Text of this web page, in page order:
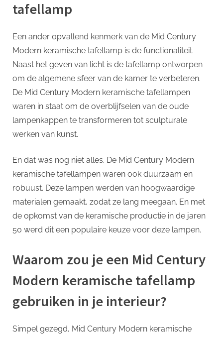
tafellamp
Een ander opvallend kenmerk van de Mid Century
Modern keramische tafellamp is de functionaliteit.
Naast het geven van licht is de tafellamp ontworpen
om de algemene sfeer van de kamer te verbeteren.
De Mid Century Modern keramische tafellampen
waren in staat om de overblijfselen van de oude
lampenkappen te transformeren tot sculpturale
werken van kunst.
En dat was nog niet alles. De Mid Century Modern
keramische tafellampen waren ook duurzaam en
robuust. Deze lampen werden van hoogwaardige
materialen gemaakt, zodat ze lang meegaan. En met
de opkomst van de keramische productie in de jaren
50 werd dit een populaire keuze voor deze lampen.
Waarom zou je een Mid Century
Modern keramische tafellamp
gebruiken in je interieur?
Simpel gezegd, Mid Century Modern keramische